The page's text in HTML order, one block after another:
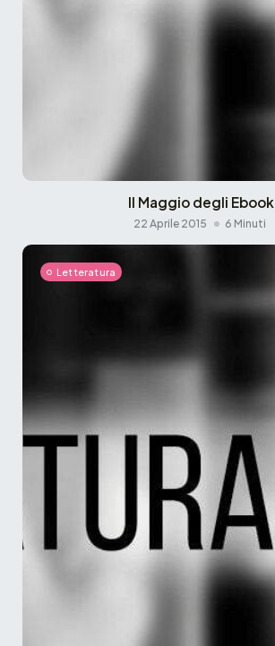
Il Maggio degli Ebook
22 Aprile 2015 6 Minuti
Letteratura